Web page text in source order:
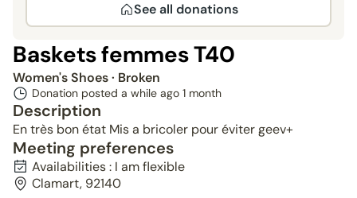
See all donations
Baskets femmes T40
Women's Shoes· Broken
Donation posted a while ago 1 month
Description
En très bon état Mis a bricoler pour éviter geev+
Meeting preferences
Availabilities : I am flexible
Clamart, 92140